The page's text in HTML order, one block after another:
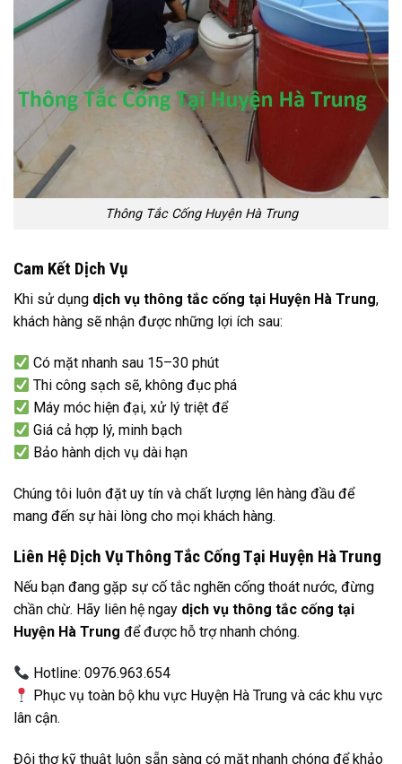
Thông Tắc Cống Huyện Hà Trung
Cam Kết Dịch Vụ
Khi sử dụng dịch vụ thông tắc cống tại Huyện Hà Trung,
khách hàng sẽ nhận được những lợi ích sau:
Có mặt nhanh sau 15–30 phút
Thi công sạch sẽ, không đục phá
Máy móc hiện đại, xử lý triệt để
Giá cả hợp lý, minh bạch
Bảo hành dịch vụ dài hạn
Chúng tôi luôn đặt uy tín và chất lượng lên hàng đầu để
mang đến sự hài lòng cho mọi khách hàng.
Liên Hệ Dịch Vụ Thông Tắc Cống Tại Huyện Hà Trung
Nếu bạn đang gặp sự cố tắc nghẽn cống thoát nước, đừng
chần chừ. Hãy liên hệ ngay dịch vụ thông tắc cống tại
Huyện Hà Trung để được hỗ trợ nhanh chóng.
Hotline: 0976.963.654
Phục vụ toàn bộ khu vực Huyện Hà Trung và các khu vực
lân cận.
Đội thợ kỹ thuật luôn sẵn sàng có mặt nhanh chóng để khảo